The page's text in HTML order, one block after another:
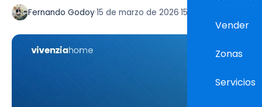
Vender
Zonas
Servicios
Fernando Godoy·15 de marzo de 2026·15 min lectura